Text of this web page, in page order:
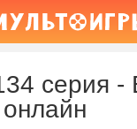
серия -